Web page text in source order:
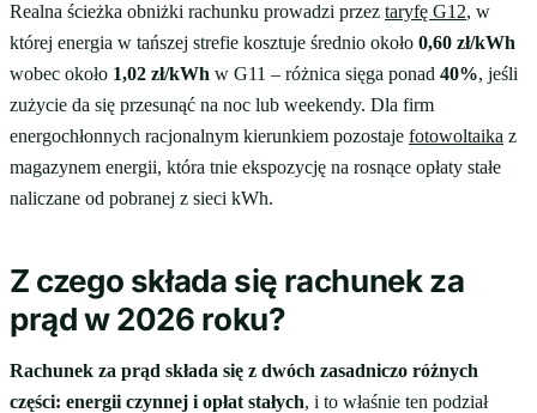
Realna ścieżka obniżki rachunku prowadzi przez taryfę G12, w
której energia w tańszej strefie kosztuje średnio około 0,60 zł/kWh
wobec około 1,02 zł/kWh w G11 – różnica sięga ponad 40%, jeśli
zużycie da się przesunąć na noc lub weekendy. Dla firm
energochłonnych racjonalnym kierunkiem pozostaje fotowoltaika z
magazynem energii, która tnie ekspozycję na rosnące opłaty stałe
naliczane od pobranej z sieci kWh.
Z czego składa się rachunek za
prąd w 2026 roku?
Rachunek za prąd składa się z dwóch zasadniczo różnych
części: energii czynnej i opłat stałych, i to właśnie ten podział